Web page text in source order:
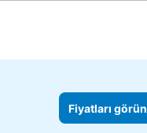
Fiyatları görün